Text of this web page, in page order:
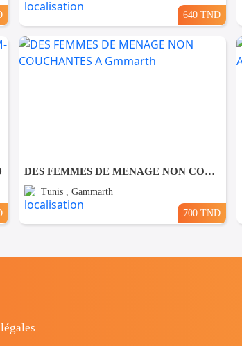
640 TND
DES FEMMES DE MENAGE NON COUCHANTES A Gmmarth
Tunis , Gammarth
700 TND